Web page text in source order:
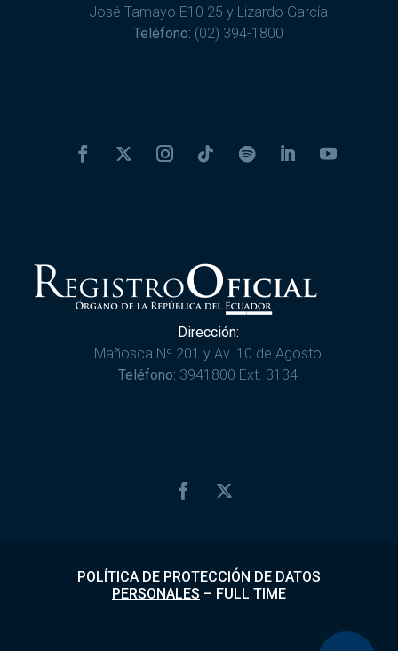
José Tamayo E10 25 y Lizardo García
Teléfono: (02) 394-1800
Dirección:
Mañosca Nº 201 y Av. 10 de Agosto
Teléfono: 3941800 Ext. 3134
POLÍTICA DE PROTECCIÓN DE DATOS
PERSONALES – FULL TIME